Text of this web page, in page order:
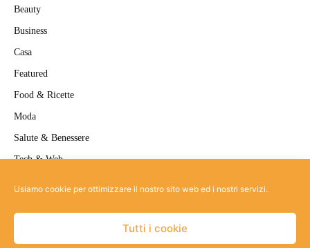
Usiamo cookie per ottimizzare il nostro sito web ed i nostri servizi.
Tutti i cookie
Beauty
Business
Casa
Featured
Food & Ricette
Moda
Salute & Benessere
Tech & Web